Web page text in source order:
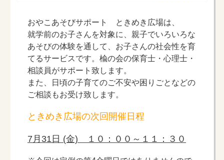
おやこあそびサポート ときめき広場は、
就学前のお子さんを対象に、親子でいろいろな
あそびの体験を通して、お子さんの社会性を育
てるサービスです。楡の会の保育士・心理士・
相談員がサポート致します。
また、日頃の子育てのご不安や困りごとなどの
ご相談もお受け致します。
ときめき広場の次回開催日程
7月31日 (金) １０：００～１１：３０